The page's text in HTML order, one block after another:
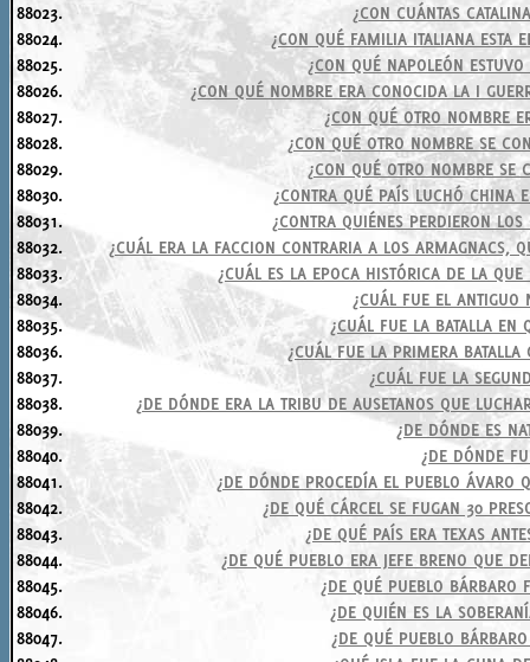
88023.
¿CON CUÁNTAS
88024.
¿CON QUÉ FAMILIA ITALIANA ESTA
88025.
¿CON QUÉ NAPOLEÓN
88026.
¿CON QUÉ NOMBRE ERA CONOCIDA LA I
88027.
¿CON QUÉ OTRO NOMBRE
88028.
¿CON QUÉ OTRO NOMBRE SE
88029.
¿CON QUÉ OTRO NOMBRE SE
88030.
¿CONTRA QUÉ PAÍS LUCHÓ CHINA
88031.
¿CONTRA QUIÉNES PERDIERON
88032.
¿CUÁL ERA LA FACCION CONTRARIA A LOS ARMAGNACS,
88033.
¿CUÁL ES LA EPOCA HISTÓRICA DE LA
88034.
¿CUÁL FUE EL ANTIGUO
88035.
¿CUÁL FUE LA BATALLA EN
88036.
¿CUÁL FUE LA PRIMERA
88037.
¿CUÁL FUE LA
88038.
¿DE DÓNDE ERA LA TRIBU DE AUSETANOS QUE
88039.
¿DE DÓNDE ES
88040.
¿DE DÓNDE
88041.
¿DE DÓNDE PROCEDÍA EL PUEBLO ÁVARO
88042.
¿DE QUÉ CÁRCEL SE FUGAN 30
88043.
¿DE QUÉ PAÍS ERA TEXAS
88044.
¿DE QUÉ PUEBLO ERA JEFE BRENO QUE
88045.
¿DE QUÉ PUEBLO BÁRBARO
88046.
¿DE QUIÉN ES LA
88047.
¿DE QUÉ PUEBLO